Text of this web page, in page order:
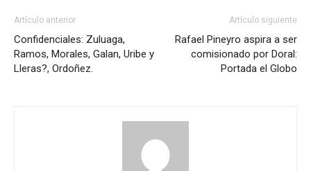
Artículo anterior
Confidenciales: Zuluaga,
Ramos, Morales, Galan, Uribe y
Lleras?, Ordoñez.
Artículo siguiente
Rafael Pineyro aspira a ser
comisionado por Doral:
Portada el Globo